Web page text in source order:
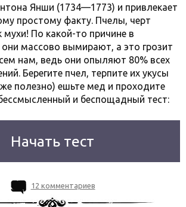
Янши (1734—1773) и привлекает
простому факту. Пчелы, черт
мухи! По какой-то причине в
массово вымирают, а это грозит
нам, ведь они опыляют 80% всех
Берегите пчел, терпите их укусы
полезно) ешьте мед и проходите
и беспощадный тест:
Начать тест
12 комментариев